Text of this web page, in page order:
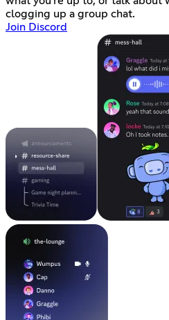
clogging up a group chat.
Join Discord